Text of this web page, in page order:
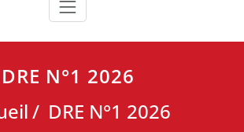
DRE N°1 2026
DRE N°1 2026